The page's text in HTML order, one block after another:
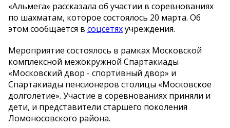
«Альмега» рассказала об участии в соревнованиях
по шахматам, которое состоялось 20 марта. Об
этом сообщается в соцсетяхучреждения.
Мероприятие состоялось в рамках Московской
комплексной межокружной Спартакиады
«Московский двор - спортивный двор» и
Спартакиады пенсионеров столицы «Московское
долголетие». Участие в соревнованиях приняли и
дети, и представители старшего поколения
Ломоносовского района.